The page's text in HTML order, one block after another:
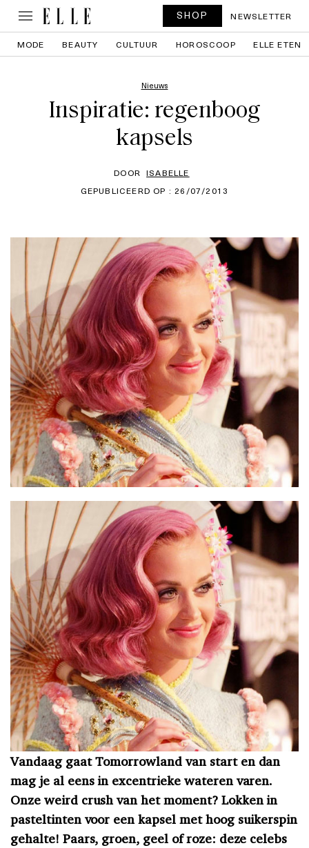
SHOP NEWSLETTER
MODE BEAUTY CULTUUR HOROSCOOP ELLE ETEN
Nieuws
Inspiratie: regenboog
kapsels
DOOR ISABELLE
GEPUBLICEERD OP : 26/07/2013
Vandaag gaat Tomorrowland van start en dan
mag je al eens in excentrieke wateren varen.
Onze weird crush van het moment? Lokken in
pasteltinten voor een kapsel met hoog suikerspin
gehalte! Paars, groen, geel of roze: deze celebs